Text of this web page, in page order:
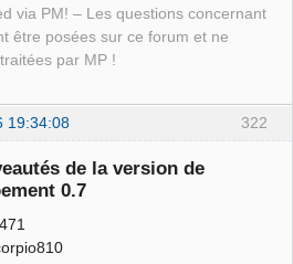
via PM! – Les questions concernant
être posées sur ce forum et ne
par MP !
322
19:34:08
de la version de
0.7